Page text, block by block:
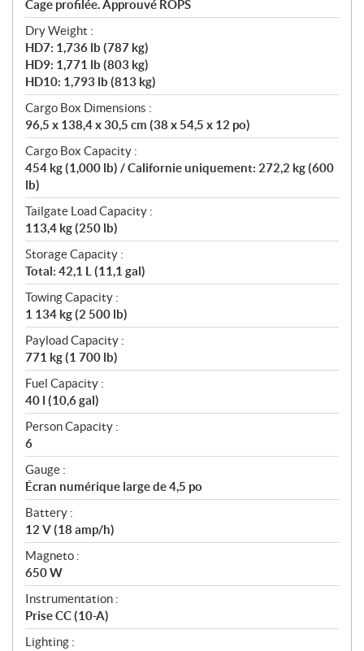
Cage profilée. Approuvé ROPS
Dry Weight :
HD7: 1,736 lb (787 kg)
HD9: 1,771 lb (803 kg)
HD10: 1,793 lb (813 kg)
Cargo Box Dimensions :
96,5 x 138,4 x 30,5 cm (38 x 54,5 x 12 po)
Cargo Box Capacity :
454 kg (1,000 lb) / Californie uniquement: 272,2 kg (600
lb)
Tailgate Load Capacity :
113,4 kg (250 lb)
Storage Capacity :
Total: 42,1 L (11,1 gal)
Towing Capacity :
1 134 kg (2 500 lb)
Payload Capacity :
771 kg (1 700 lb)
Fuel Capacity :
40 l (10,6 gal)
Person Capacity :
6
Gauge :
Écran numérique large de 4,5 po
Battery :
12 V (18 amp/h)
Magneto :
650 W
Instrumentation :
Prise CC (10-A)
Lighting :